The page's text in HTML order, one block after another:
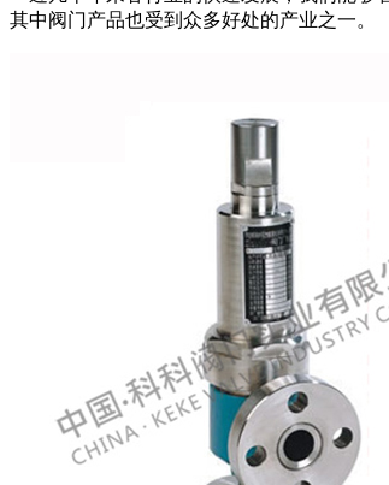
其中阀门产品也受到众多好处的产业之一。